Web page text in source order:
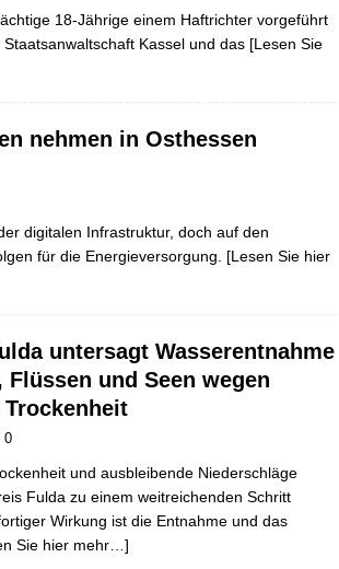
18-Jährige einem Haftrichter vorgeführt
Kassel und das [Lesen Sie
nehmen in Osthessen
digitalen Infrastruktur, doch auf den
für die Energieversorgung. [Lesen Sie hier
untersagt Wasserentnahme
Flüssen und Seen wegen
0
und ausbleibende Niederschläge
Fulda zu einem weitreichenden Schritt
Wirkung ist die Entnahme und das
Sie hier mehr…]